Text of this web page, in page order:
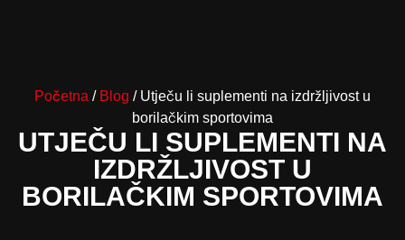
Početna / Blog / Utječu li suplementi na izdržljivost u
borilačkim sportovima
UTJEČU LI SUPLEMENTI NA
IZDRŽLJIVOST U
BORILAČKIM SPORTOVIMA